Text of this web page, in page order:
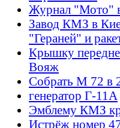
Журнал "Мото"
Завод КМЗ в
"Гераней" и
Крышку
Вояж
Собрать М 72 в
генератор Г-11А
Эмблему КМЗ
Истрёж номер